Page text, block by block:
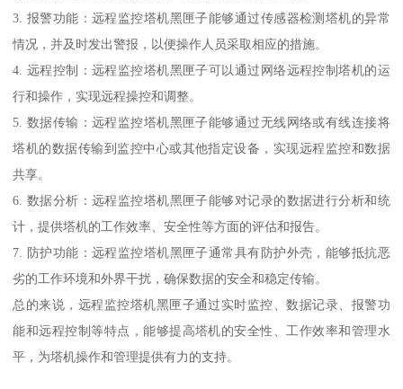
3. 报警功能：远程监控塔机黑匣子能够通过传感器检测塔机的异常
情况，并及时发出警报，以便操作人员采取相应的措施。
4. 远程控制：远程监控塔机黑匣子可以通过网络远程控制塔机的运
行和操作，实现远程操控和调整。
5. 数据传输：远程监控塔机黑匣子能够通过无线网络或有线连接将
塔机的数据传输到监控中心或其他指定设备，实现远程监控和数据
共享。
6. 数据分析：远程监控塔机黑匣子能够对记录的数据进行分析和统
计，提供塔机的工作效率、安全性等方面的评估和报告。
7. 防护功能：远程监控塔机黑匣子通常具有防护外壳，能够抵抗恶
劣的工作环境和外界干扰，确保数据的安全和稳定传输。
总的来说，远程监控塔机黑匣子通过实时监控、数据记录、报警功
能和远程控制等特点，能够提高塔机的安全性、工作效率和管理水
平，为塔机操作和管理提供有力的支持。